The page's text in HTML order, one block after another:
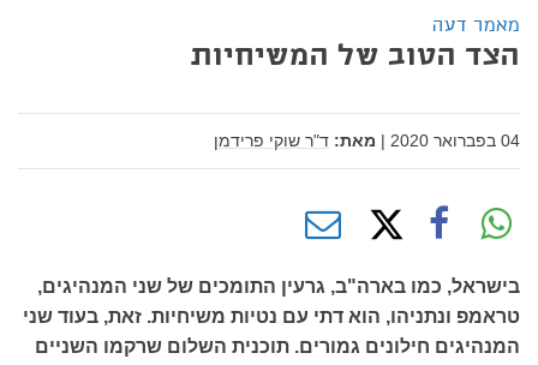
מאמר דעה
הצד הטוב של המשיחיות
04 בפברואר 2020 | מאת: ד"ר שוקי פרידמן
בישראל, כמו בארה"ב, גרעין התומכים של שני המנהיגים,
טראמפ ונתניהו, הוא דתי עם נטיות משיחיות. זאת, בעוד שני
המנהיגים חילונים גמורים. תוכנית השלום שרקמו השניים